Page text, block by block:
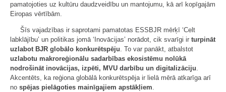
pamatojoties uz kultūru daudzveidību un mantojumu, kā arī kopīgajām
Eiropas vērtībām.
Šīs vajadzības ir saprotami pamatotas ESSBJR mērķī ‘Celt
labklājību’ un politikas jomā ‘Inovācijas’ norādot, cik svarīgi ir turpināt
uzlabot BJR globālo konkurētspēju. To var panākt, atbalstot
uzlabotu makroreģionālu sadarbības ekosistēmu nolūkā
nodrošināt inovācijas, izpēti, MVU darbību un digitalizāciju.
Akcentēts, ka reģiona globālā konkurētspēja ir lielā mērā atkarīga arī
no spējas pielāgoties mainīgajiem apstākļiem.